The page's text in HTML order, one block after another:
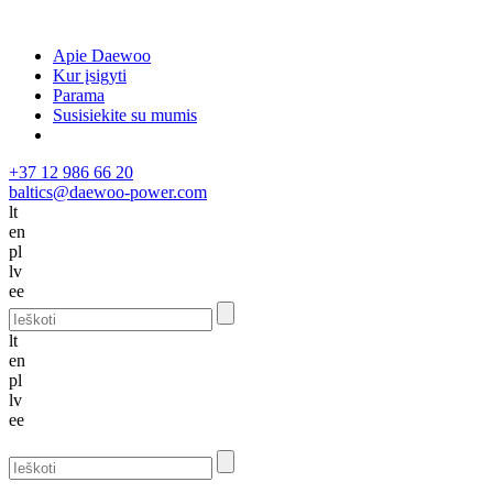
Apie Daewoo
Kur įsigyti
Parama
Susisiekite su mumis
+37 12 986 66 20
baltics@daewoo-power.com
lt
en
pl
lv
ee
lt
en
pl
lv
ee